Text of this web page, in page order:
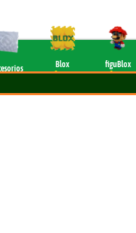
Blox
8mm
figuBlox
8 mm